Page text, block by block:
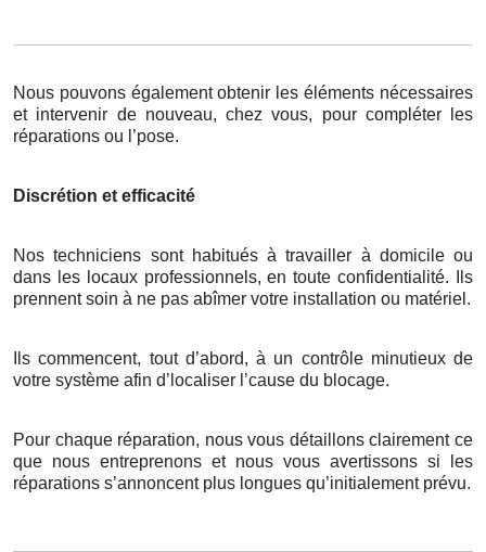
Nous pouvons également obtenir les éléments nécessaires
et intervenir de nouveau, chez vous, pour compléter les
réparations ou l’pose.
Discrétion et efficacité
Nos techniciens sont habitués à travailler à domicile ou
dans les locaux professionnels, en toute confidentialité. Ils
prennent soin à ne pas abîmer votre installation ou matériel.
Ils commencent, tout d’abord, à un contrôle minutieux de
votre système afin d’localiser l’cause du blocage.
Pour chaque réparation, nous vous détaillons clairement ce
que nous entreprenons et nous vous avertissons si les
réparations s’annoncent plus longues qu’initialement prévu.